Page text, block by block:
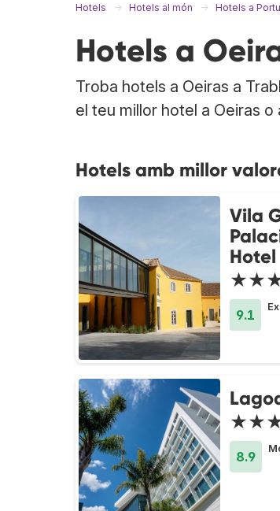
Hotels Hotels al món Hotels a
Hotels a
Troba hotels a Oeiras a
el teu millor hotel a Oeiras
Hotels amb millor
Vila
Hotel
9.1
8.9